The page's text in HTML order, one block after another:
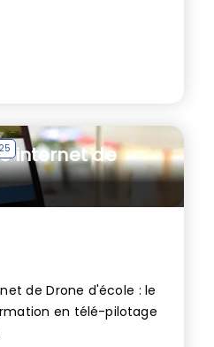
internet de
de Drone d'école : le
en télé-pilotage